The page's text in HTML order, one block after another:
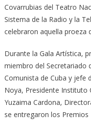
Covarrubias del Teatro
Sistema de la Radio y la
celebraron aquella proeza
Durante la Gala Artística,
miembro del Secretariado
Comunista de Cuba y jefe
Noya, Presidente Instituto
Yuzaima Cardona,
se entregaron los